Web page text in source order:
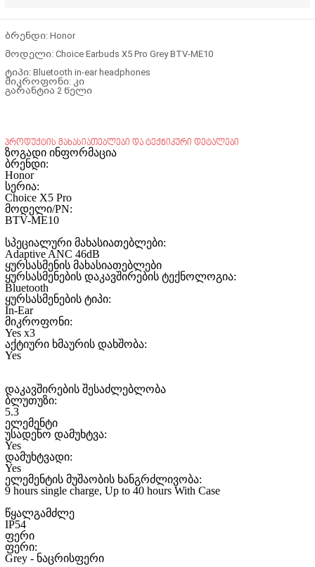
ბრენდი: Honor
მოდელი: Choice Earbuds X5 Pro Grey BTV-ME10
ტიპი: Bluetooth in-ear headphones
მიკროფონი: კი
გარანტია 2 წელი
პროდუქტის მახასიათებლები და ტექნიკური დეტალები
ზოგადი ინფორმაცია
ბრენდი:
Honor
სერია:
Choice X5 Pro
მოდელი/PN:
BTV-ME10
სპეციალური მახასიათებლები:
Adaptive ANC 46dB
ყურსასმენის მახასიათებლები
ყურსასმენების დაკავშირების ტექნოლოგია:
Bluetooth
ყურსასმენების ტიპი:
In-Ear
მიკროფონი:
Yes x3
აქტიური ხმაურის დახშობა:
Yes
დაკავშირების შესაძლებლობა
ბლუთუზი:
5.3
ელემენტი
უსადენო დამუხტვა:
Yes
დამუხტვადი:
Yes
ელემენტის მუშაობის ხანგრძლივობა:
9 hours single charge, Up to 40 hours With Case
წყალგამძლე
IP54
ფერი
ფერი:
Grey - ნაცრისფერი